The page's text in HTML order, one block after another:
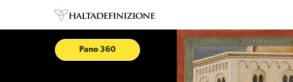
Pano 360